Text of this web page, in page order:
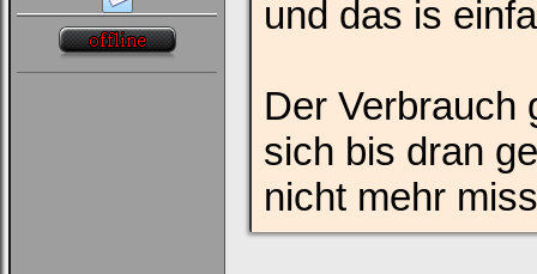
und das is
Der Verbrauch
sich bis dran
nicht mehr